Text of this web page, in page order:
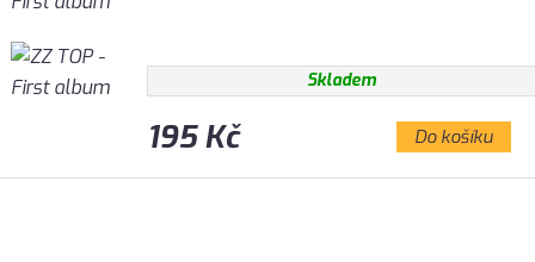
Skladem
195 Kč Do košíku